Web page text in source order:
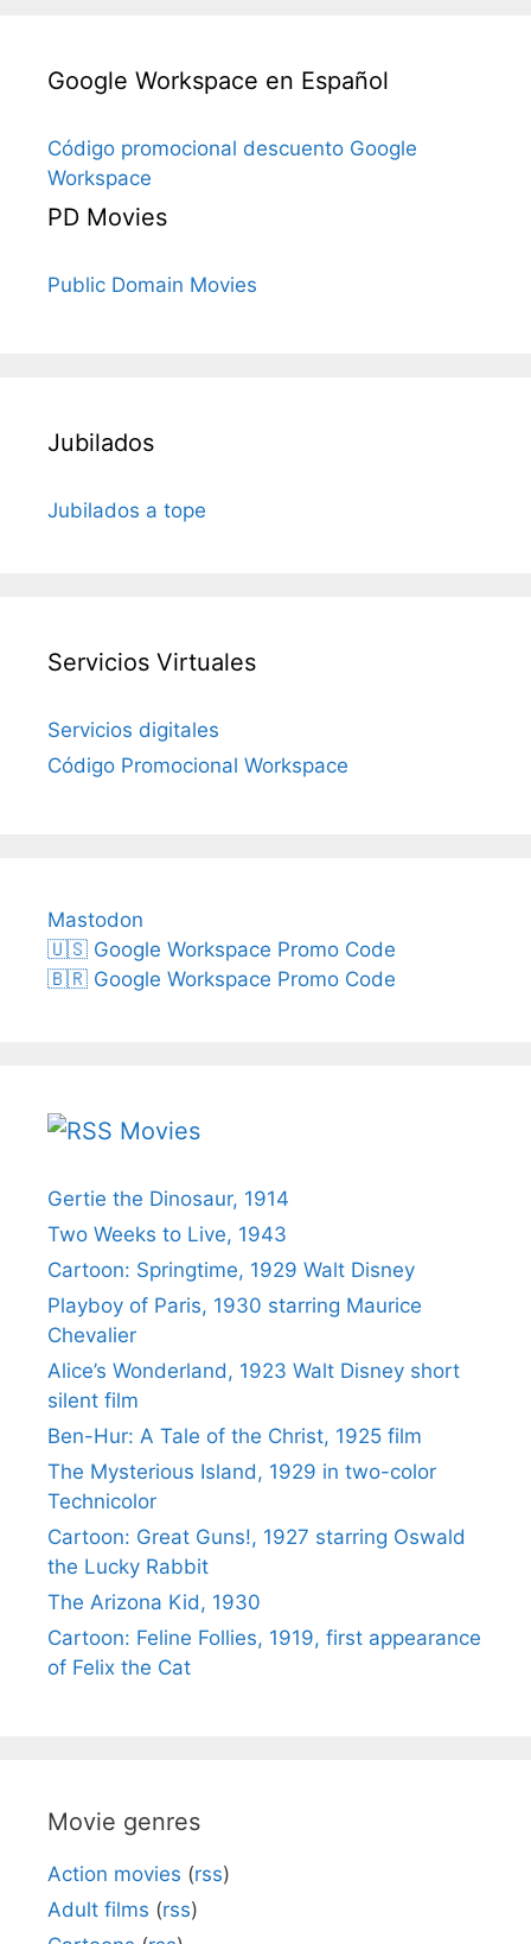
Google Workspace en Español
Código promocional descuento Google
Workspace
PD Movies
Public Domain Movies
Jubilados
Jubilados a tope
Servicios Virtuales
Servicios digitales
Código Promocional Workspace
Mastodon
🇺🇸 Google Workspace Promo Code
🇧🇷 Google Workspace Promo Code
Movies
Gertie the Dinosaur, 1914
Two Weeks to Live, 1943
Cartoon: Springtime, 1929 Walt Disney
Playboy of Paris, 1930 starring Maurice
Chevalier
Alice’s Wonderland, 1923 Walt Disney short
silent film
Ben-Hur: A Tale of the Christ, 1925 film
The Mysterious Island, 1929 in two-color
Technicolor
Cartoon: Great Guns!, 1927 starring Oswald
the Lucky Rabbit
The Arizona Kid, 1930
Cartoon: Feline Follies, 1919, first appearance
of Felix the Cat
Movie genres
Action movies (rss)
Adult films (rss)